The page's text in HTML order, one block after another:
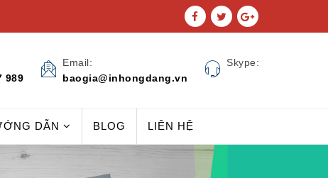
989
Email:
baogia@inhongdang.vn
Skype:
DẪN BLOG LIÊN HỆ